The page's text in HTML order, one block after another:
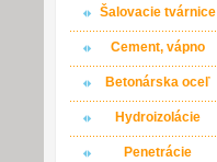
Šalovacie tvárnice
Cement, vápno
Betonárska oceľ
Hydroizolácie
Penetrácie